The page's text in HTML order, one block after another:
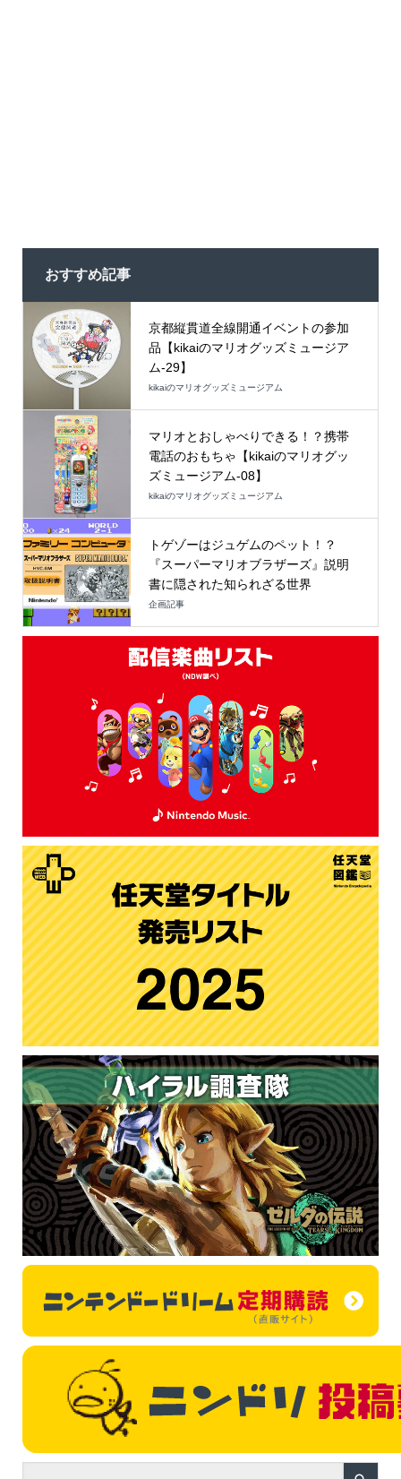
おすすめ記事
京都縦貫道全線開通イベントの参加
品【kikaiのマリオグッズミュージア
ム-29】
kikaiのマリオグッズミュージアム
マリオとおしゃべりできる！？携帯
電話のおもちゃ【kikaiのマリオグッ
ズミュージアム-08】
kikaiのマリオグッズミュージアム
トゲゾーはジュゲムのペット！？
『スーパーマリオブラザーズ』説明
書に隠された知られざる世界
企画記事